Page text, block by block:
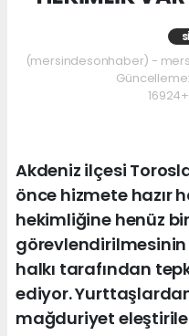
(mersindesonhaber) -
Akdeniz ilçesi
önce hizmete hazır
hekimliğine henüz
görevlendirilmesinin
halkı tarafından
ediyor.
mağduriyet